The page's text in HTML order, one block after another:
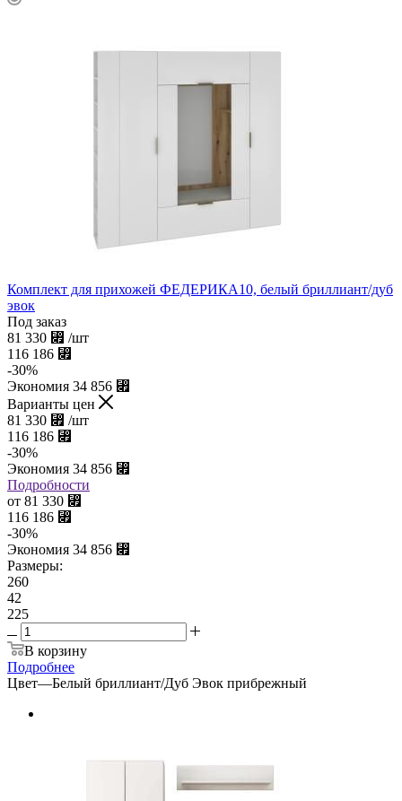
Комплект для прихожей ФЕДЕРИКА10, белый бриллиант/дуб
эвок
Под заказ
81 330 ⃏ /шт
116 186 ⃏
-30%
Экономия 34 856 ⃏
Варианты цен
81 330 ⃏ /шт
116 186 ⃏
-30%
Экономия 34 856 ⃏
Подробности
от 81 330 ⃏
116 186 ⃏
-30%
Экономия 34 856 ⃏
Размеры:
260
42
225
В корзину
Подробнее
Цвет—Белый бриллиант/Дуб Эвок прибрежный